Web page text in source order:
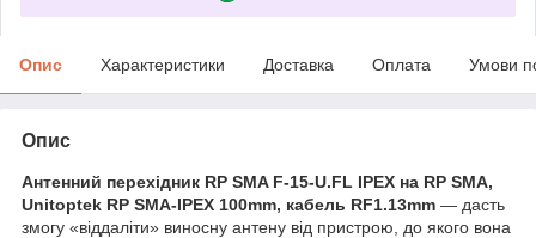
Опис Характеристики Доставка Оплата Умови
Опис
Антенний перехідник RP SMA F-15-U.FL IPEX на RP SMA,
Unitoptek RP SMA-IPEX 100mm, кабель RF1.13mm — дасть
змогу «віддаліти» виносну антену від пристрою, до якого вона